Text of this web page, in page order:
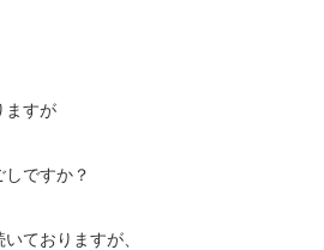
ますが
ですか？
ておりますが、